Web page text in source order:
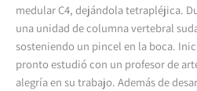
medular C4, dejándola tetrapléjica.
una unidad de columna vertebral
sosteniendo un pincel en la boca.
pronto estudió con un profesor de
alegría en su trabajo. Además de